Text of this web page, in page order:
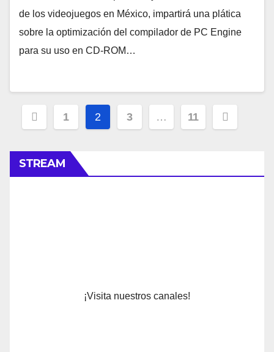
de los videojuegos en México, impartirá una plática
sobre la optimización del compilador de PC Engine
para su uso en CD-ROM…
Navegación
entradas
1 2 3 … 11
STREAM
¡Visita nuestros canales!